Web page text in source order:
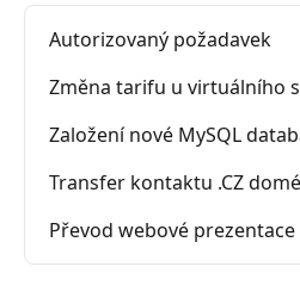
Autorizovaný požadavek
Změna tarifu u virtuálního
Založení nové MySQL
Transfer kontaktu .CZ
Převod webové prezentace